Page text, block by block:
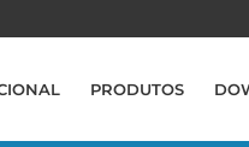
PRODUTOS